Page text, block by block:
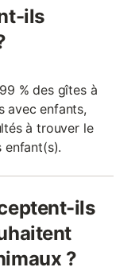
ils
% des gîtes à
avec enfants,
à trouver le
ils
?